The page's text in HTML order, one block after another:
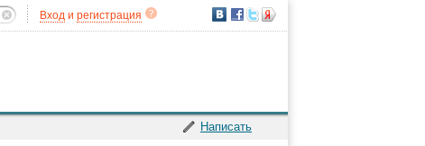
Вход и регистрация
Написать